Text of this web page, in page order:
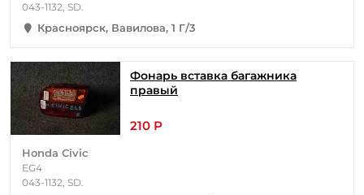
043-1132, SD.
Красноярск, Вавилова, 1 Г/3
Фонарь вставка багажника
правый
210 Р
Honda Civic
EG4
043-1132, SD.